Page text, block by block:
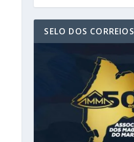
SELO DOS CORREIOS